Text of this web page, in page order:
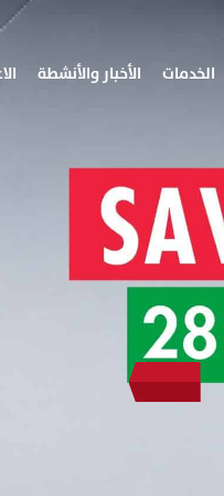
الخدمات الأخبار والأنشطة